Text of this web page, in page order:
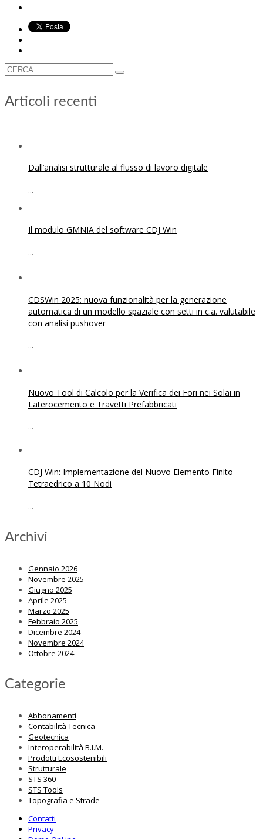
Articoli recenti
Dall’analisi strutturale al flusso di lavoro digitale
...
Il modulo GMNIA del software CDJ Win
...
CDSWin 2025: nuova funzionalità per la generazione
automatica di un modello spaziale con setti in c.a. valutabile
con analisi pushover
...
Nuovo Tool di Calcolo per la Verifica dei Fori nei Solai in
Laterocemento e Travetti Prefabbricati
...
CDJ Win: Implementazione del Nuovo Elemento Finito
Tetraedrico a 10 Nodi
...
Archivi
Gennaio 2026
Novembre 2025
Giugno 2025
Aprile 2025
Marzo 2025
Febbraio 2025
Dicembre 2024
Novembre 2024
Ottobre 2024
Categorie
Abbonamenti
Contabilità Tecnica
Geotecnica
Interoperabilità B.I.M.
Prodotti Ecosostenibili
Strutturale
STS 360
STS Tools
Topografia e Strade
Contatti
Privacy